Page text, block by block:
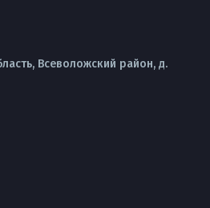
Всеволожский район, д.